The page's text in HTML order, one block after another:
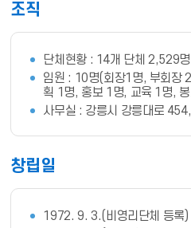
조직
단체현황 : 14개 단체 2,529명
임원 : 10명(회장1명, 부회장
획 1명, 홍보 1명, 교육 1명,
사무실 : 강릉시 강릉대로
창립일
1972. 9. 3.(비영리단체 등록)